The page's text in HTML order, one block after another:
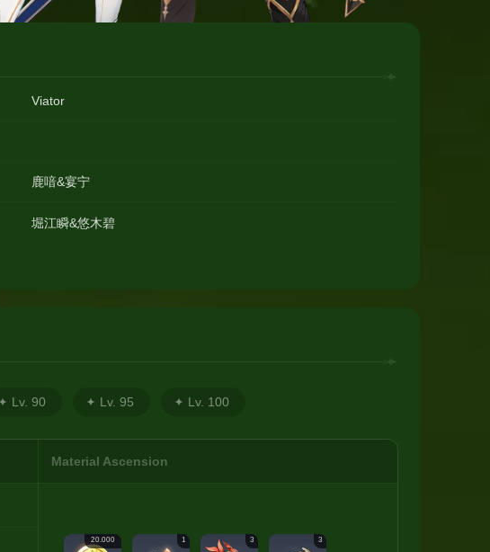
Viator
鹿喑&宴宁
堀江瞬&悠木碧
Lv. 90 Lv. 95 Lv. 100
Material Ascension
20.000 1 3 3